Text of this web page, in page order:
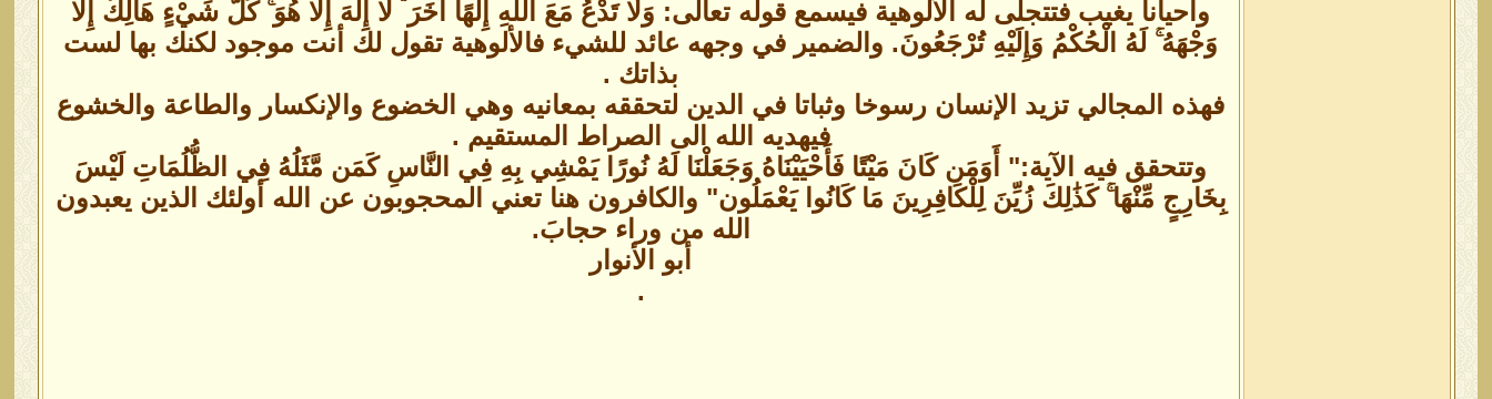
وأحيانا يغيب فتتجلى له الألوهية فيسمع قوله تعالى: وَلَا تَدْعُ مَعَ اللَّهِ إِلَٰهًا آخَرَ ۘ لَا إِلَٰهَ إِلَّا هُوَ ۚ كُلُّ شَيْءٍ هَالِكٌ إِلَّا
وَجْهَهُ ۚ لَهُ الْحُكْمُ وَإِلَيْهِ تُرْجَعُونَ. والضمير في وجهه عائد للشيء فالألوهية تقول لك أنت موجود لكنك بها لست
بذاتك .
فهذه المجالي تزيد الإنسان رسوخا وثباتا في الدين لتحققه بمعانيه وهي الخضوع والإنكسار والطاعة والخشوع
فيهديه الله الى الصراط المستقيم .
وتتحقق فيه الآية:" أَوَمَن كَانَ مَيْتًا فَأَحْيَيْنَاهُ وَجَعَلْنَا لَهُ نُورًا يَمْشِي بِهِ فِي النَّاسِ كَمَن مَّثَلُهُ فِي الظُّلُمَاتِ لَيْسَ
بِخَارِجٍ مِّنْهَا ۚ كَذَٰلِكَ زُيِّنَ لِلْكَافِرِينَ مَا كَانُوا يَعْمَلُون" والكافرون هنا تعني المحجوبون عن الله أولئك الذين يعبدون
الله من وراء حجابَ.
أبو الأنوار
.